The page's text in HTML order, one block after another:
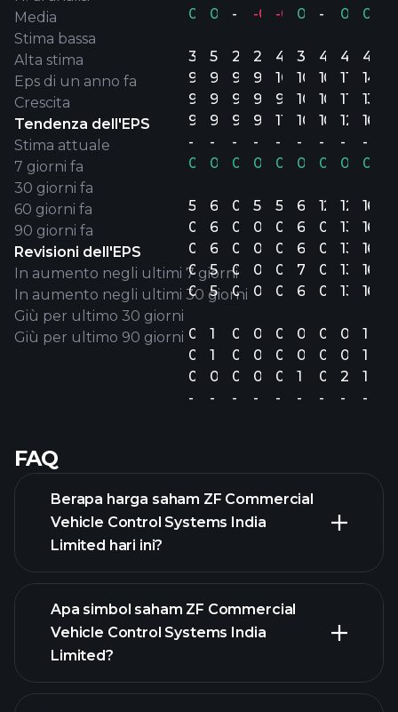
Media
Stima bassa
Alta stima
Eps di un anno fa
Crescita
Tendenza dell'EPS
Stima attuale
7 giorni fa
30 giorni fa
60 giorni fa
90 giorni fa
Revisioni dell'EPS
In aumento negli ultimi 7 giorni
In aumento negli ultimi 30 giorni
Giù per ultimo 30 giorni
Giù per ultimo 90 giorni
0.03%
3
9.4B
9.1B
9.6B
-
0.06%
54.00
0
0
0
0
0
0
0
-
0.14%
5
9.7B
9.5B
9.9B
-
0.03%
61.08
60.33
60.38
57.92
57.92
1
1
0
-
-
2
9.7B
9.7B
9.7B
-
0.03%
0
0
0
0
0
0
0
0
-
-0.09%
2
9.6B
9.4B
9.8B
-
0.06%
52.60
0
0
0
0
0
0
0
-
-0.14%
4
10.2B
9.8B
11.1B
-
0.07%
56.40
0
0
0
0
0
0
0
-
0.14%
3
10.2B
10B
10.3B
-
0.07%
68.79
68.86
68.86
70.03
62.06
0
0
1
-
-
4
10.6B
10.2B
10.9B
-
0.10%
12.30
0
0
0
0
0
0
0
-
0.15%
4
11.6B
11.2B
12B
-
0.15%
12.99
13.36
13.36
13.43
13.43
0
0
2
-
4
13.4B
16.6B
-
16.96
16.59
16.59
16.75
16.75
1
1
1
-
FAQ
Berapa harga saham ZF Commercial
Vehicle Control Systems India
Limited hari ini?
Apa simbol saham ZF Commercial
Vehicle Control Systems India
Limited?